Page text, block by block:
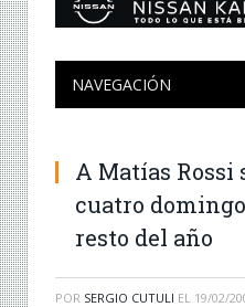
NAVEGACIÓN
A Matías Rossi
cuatro
resto del año
POR SERGIO CUTULI EL 19/02/